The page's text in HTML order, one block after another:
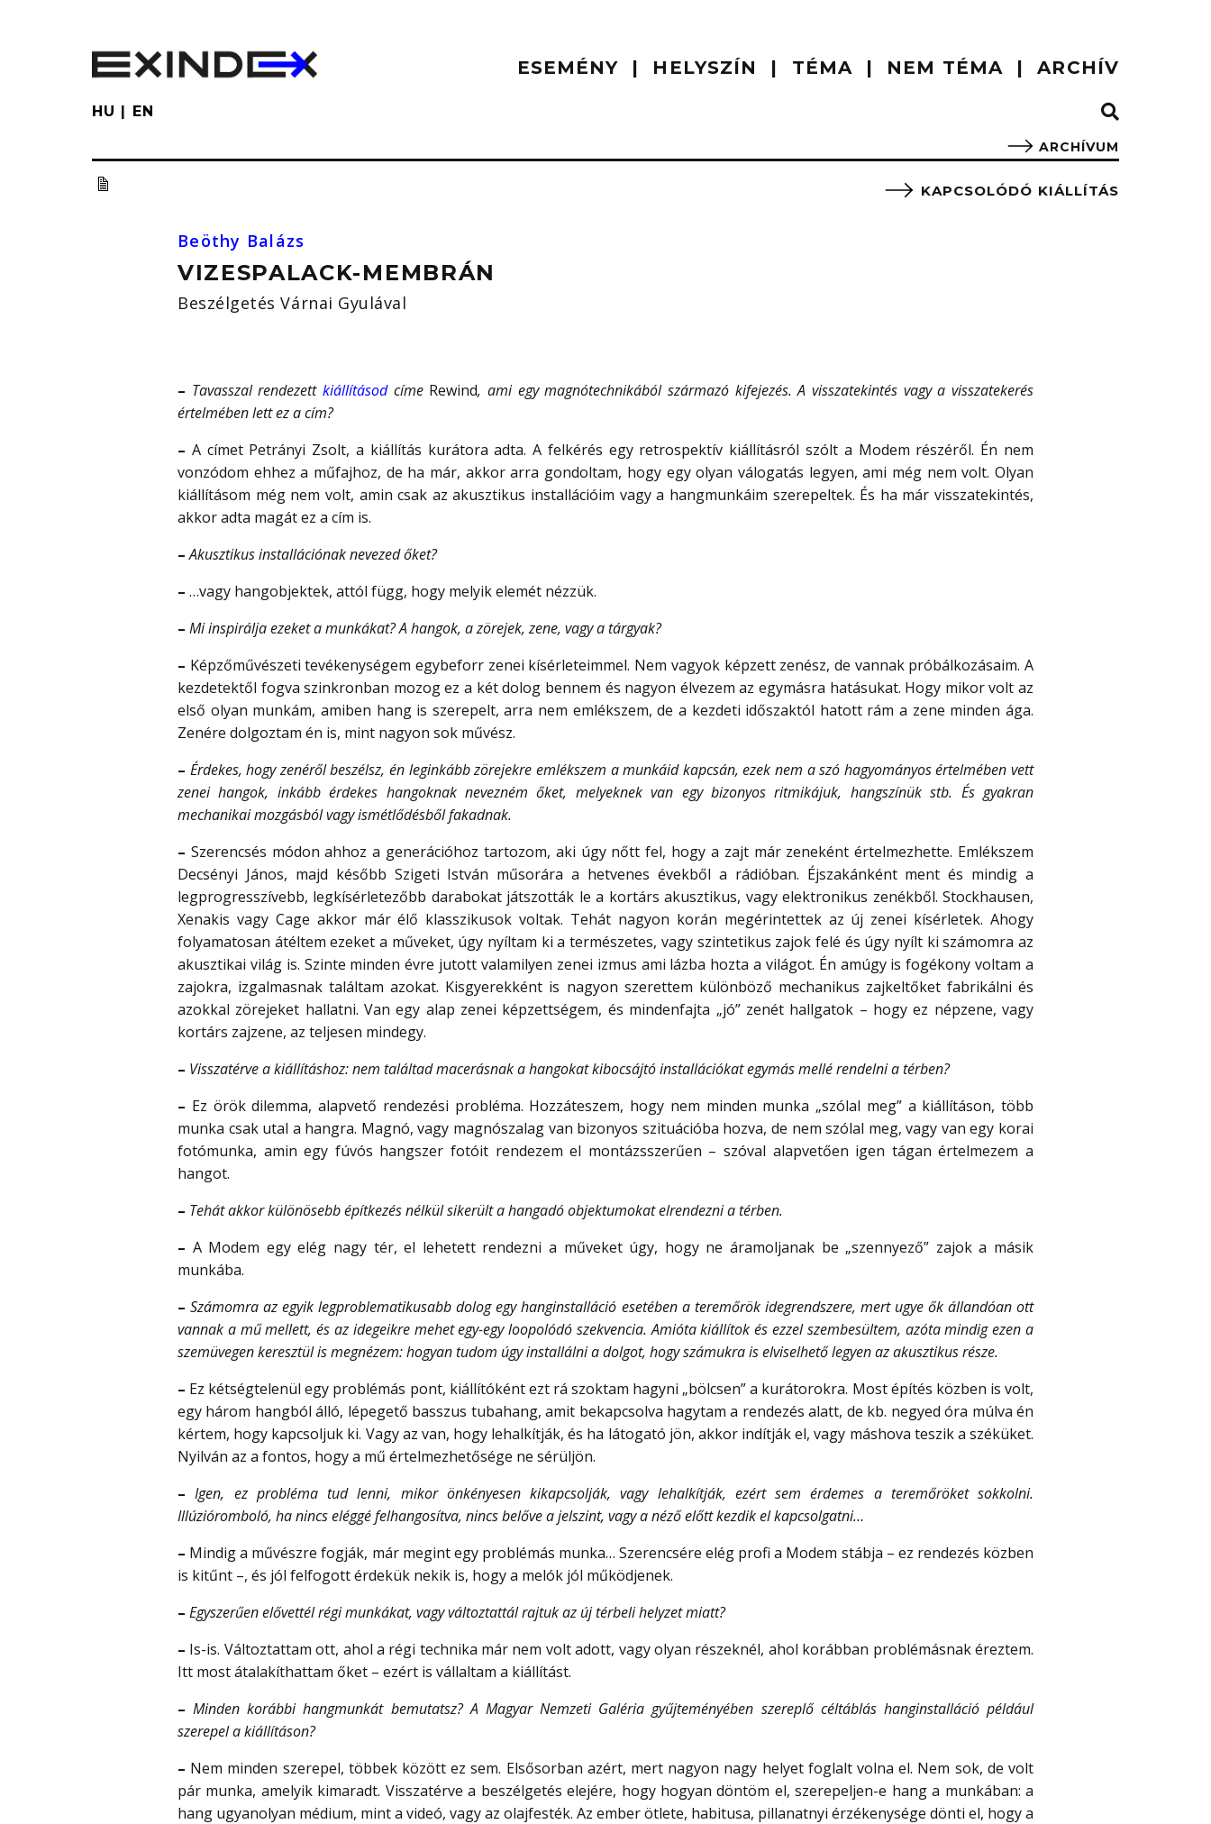
ESEMÉNY HELYSZÍN TÉMA NEM TÉMA ARCHÍV
HU EN
ARCHÍVUM
KAPCSOLÓDÓ KIÁLLÍTÁS
Beöthy Balázs
VIZESPALACK-MEMBRÁN
Beszélgetés Várnai Gyulával
– Tavasszal rendezettkiállításodcíme Rewind, ami egy magnótechnikából származó kifejezés. A visszatekintés vagy a visszatekerés
értelmében lett ez a cím?
– A címet Petrányi Zsolt, a kiállítás kurátora adta. A felkérés egy retrospektív kiállításról szólt a Modem részéről. Én nem
vonzódom ehhez a műfajhoz, de ha már, akkor arra gondoltam, hogy egy olyan válogatás legyen, ami még nem volt. Olyan
kiállításom még nem volt, amin csak az akusztikus installációim vagy a hangmunkáim szerepeltek. És ha már visszatekintés,
akkor adta magát ez a cím is.
– Akusztikus installációnak nevezed őket?
– …vagy hangobjektek, attól függ, hogy melyik elemét nézzük.
– Mi inspirálja ezeket a munkákat? A hangok, a zörejek, zene, vagy a tárgyak?
– Képzőművészeti tevékenységem egybeforr zenei kísérleteimmel. Nem vagyok képzett zenész, de vannak próbálkozásaim. A
kezdetektől fogva szinkronban mozog ez a két dolog bennem és nagyon élvezem az egymásra hatásukat. Hogy mikor volt az
első olyan munkám, amiben hang is szerepelt, arra nem emlékszem, de a kezdeti időszaktól hatott rám a zene minden ága.
Zenére dolgoztam én is, mint nagyon sok művész.
– Érdekes, hogy zenéről beszélsz, én leginkább zörejekre emlékszem a munkáid kapcsán, ezek nem a szó hagyományos értelmében vett
zenei hangok, inkább érdekes hangoknak nevezném őket, melyeknek van egy bizonyos ritmikájuk, hangszínük stb. És gyakran
mechanikai mozgásból vagy ismétlődésből fakadnak.
– Szerencsés módon ahhoz a generációhoz tartozom, aki úgy nőtt fel, hogy a zajt már zeneként értelmezhette. Emlékszem
Decsényi János, majd később Szigeti István műsorára a hetvenes évekből a rádióban. Éjszakánként ment és mindig a
legprogresszívebb, legkísérletezőbb darabokat játszották le a kortárs akusztikus, vagy elektronikus zenékből. Stockhausen,
Xenakis vagy Cage akkor már élő klasszikusok voltak. Tehát nagyon korán megérintettek az új zenei kísérletek. Ahogy
folyamatosan átéltem ezeket a műveket, úgy nyíltam ki a természetes, vagy szintetikus zajok felé és úgy nyílt ki számomra az
akusztikai világ is. Szinte minden évre jutott valamilyen zenei izmus ami lázba hozta a világot. Én amúgy is fogékony voltam a
zajokra, izgalmasnak találtam azokat. Kisgyerekként is nagyon szerettem különböző mechanikus zajkeltőket fabrikálni és
azokkal zörejeket hallatni. Van egy alap zenei képzettségem, és mindenfajta „jó” zenét hallgatok – hogy ez népzene, vagy
kortárs zajzene, az teljesen mindegy.
– Visszatérve a kiállításhoz: nem találtad macerásnak a hangokat kibocsájtó installációkat egymás mellé rendelni a térben?
– Ez örök dilemma, alapvető rendezési probléma. Hozzáteszem, hogy nem minden munka „szólal meg” a kiállításon, több
munka csak utal a hangra. Magnó, vagy magnószalag van bizonyos szituációba hozva, de nem szólal meg, vagy van egy korai
fotómunka, amin egy fúvós hangszer fotóit rendezem el montázsszerűen – szóval alapvetően igen tágan értelmezem a
hangot.
– Tehát akkor különösebb építkezés nélkül sikerült a hangadó objektumokat elrendezni a térben.
– A Modem egy elég nagy tér, el lehetett rendezni a műveket úgy, hogy ne áramoljanak be „szennyező” zajok a másik
munkába.
– Számomra az egyik legproblematikusabb dolog egy hanginstalláció esetében a teremőrök idegrendszere, mert ugye ők állandóan ott
vannak a mű mellett, és az idegeikre mehet egy-egy loopolódó szekvencia. Amióta kiállítok és ezzel szembesültem, azóta mindig ezen a
szemüvegen keresztül is megnézem: hogyan tudom úgy installálni a dolgot, hogy számukra is elviselhető legyen az akusztikus része.
– Ez kétségtelenül egy problémás pont, kiállítóként ezt rá szoktam hagyni „bölcsen” a kurátorokra. Most építés közben is volt,
egy három hangból álló, lépegető basszus tubahang, amit bekapcsolva hagytam a rendezés alatt, de kb. negyed óra múlva én
kértem, hogy kapcsoljuk ki. Vagy az van, hogy lehalkítják, és ha látogató jön, akkor indítják el, vagy máshova teszik a széküket.
Nyilván az a fontos, hogy a mű értelmezhetősége ne sérüljön.
– Igen, ez probléma tud lenni, mikor önkényesen kikapcsolják, vagy lehalkítják, ezért sem érdemes a teremőröket sokkolni.
Illúzióromboló, ha nincs eléggé felhangosítva, nincs belőve a jelszint, vagy a néző előtt kezdik el kapcsolgatni…
– Mindig a művészre fogják, már megint egy problémás munka… Szerencsére elég profi a Modem stábja – ez rendezés közben
is kitűnt –, és jól felfogott érdekük nekik is, hogy a melók jól működjenek.
– Egyszerűen elővettél régi munkákat, vagy változtattál rajtuk az új térbeli helyzet miatt?
– Is-is. Változtattam ott, ahol a régi technika már nem volt adott, vagy olyan részeknél, ahol korábban problémásnak éreztem.
Itt most átalakíthattam őket – ezért is vállaltam a kiállítást.
– Minden korábbi hangmunkát bemutatsz? A Magyar Nemzeti Galéria gyűjteményében szereplő céltáblás hanginstalláció például
szerepel a kiállításon?
– Nem minden szerepel, többek között ez sem. Elsősorban azért, mert nagyon nagy helyet foglalt volna el. Nem sok, de volt
pár munka, amelyik kimaradt. Visszatérve a beszélgetés elejére, hogy hogyan döntöm el, szerepeljen-e hang a munkában: a
hang ugyanolyan médium, mint a videó, vagy az olajfesték. Az ember ötlete, habitusa, pillanatnyi érzékenysége dönti el, hogy a